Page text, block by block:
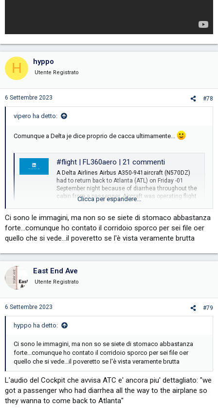
H hyppo
Utente Registrato
6 Settembre 2023 #78
vipero ha detto:
Comunque a Delta je dice proprio de cacca ultimamente...
#flight | FL360aero | 21 commenti
A Delta Airlines Airbus A350-941aircraft (N570DZ)
had to return back to Atlanta (ATL) on Friday -01
September night because of diarrhea throughout the
cabin from a passenger. Aircraft was operating flight
DL194 to Barcelona (BCN) and was cruising at 36000
www.linkedin.com
back to Atlanta (ATL) on Friday -01 September night because of
Aircraft was operating flight DL194 to Barcelona (BCN) and was
cruising at 36000 feet after 90 minutes of flight , when the incident
took shape.
Clicca per espandere...
Ci sono le immagini, ma non so se siete di stomaco abbastanza
forte...comunque ho contato il corridoio sporco per sei file oer
quello che si vede...il poveretto se l'è vista veramente brutta
East End Ave
Utente Registrato
6 Settembre 2023 #79
hyppo ha detto:
Ci sono le immagini, ma non so se siete di stomaco abbastanza
forte...comunque ho contato il corridoio sporco per sei file oer
quello che si vede...il poveretto se l'è vista veramente brutta
L'audio del Cockpit che avvisa ATC e' ancora piu' dettagliato: "we
got a passenger who had diarrhea all the way to the airplane so
they wanna to come back to Atlanta"